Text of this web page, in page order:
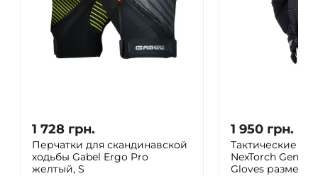
1 728 грн.
Перчатки для скандинавской
ходьбы Gabel Ergo Pro
желтый, S
1 950 грн.
Тактические
NexTorch
Gloves размер L